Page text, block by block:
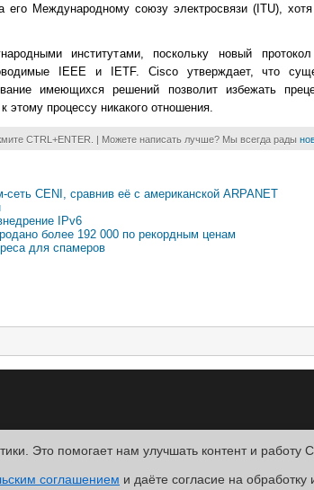
Международному союзу электросвязи (ITU), хотя
институтами, поскольку новый
IEEE и IETF. Cisco утверждает, что
имеющихся решений позволит избежать
процессу никакого отношения.
CTRL+ENTER. | Можете написать лучше? Мы всегда рады
CENI, сравнив её с американской ARPANET
IPv6
более 192 000 по рекордным ценам
для спамеров
Это помогает нам улучшать контент и работу
соглашением и даёте согласие на